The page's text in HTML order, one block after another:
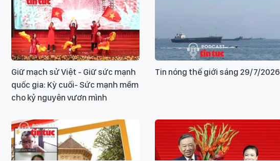
Giữ mạch sử Việt - Giữ sức mạnh
quốc gia: Kỳ cuối- Sức mạnh mềm
cho kỷ nguyên vươn mình
Tin nóng thế giới sáng 29/7/2026